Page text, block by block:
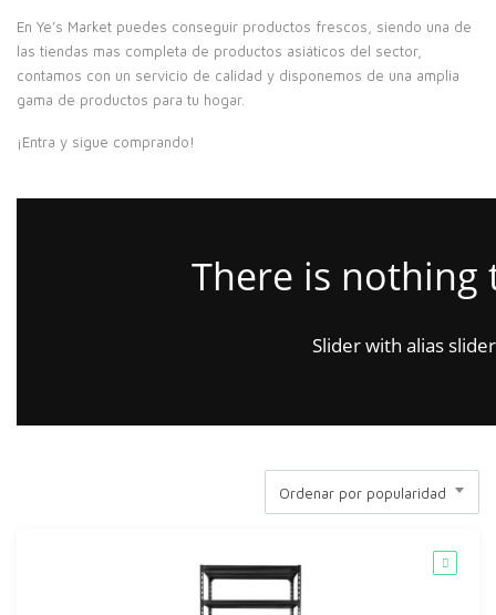
En Ye’s Market puedes conseguir productos frescos, siendo una de
las tiendas mas completa de productos asiáticos del sector,
contamos con un servicio de calidad y disponemos de una amplia
gama de productos para tu hogar.
¡Entra y sigue comprando!
There is nothing
Slider with alias
Ordenar por popularidad